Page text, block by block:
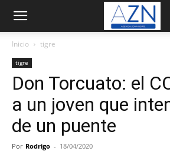
Inicio tigre
tigre
Don Torcuato: el
a un joven que
de un puente
Por Rodrigo - 18/04/2020